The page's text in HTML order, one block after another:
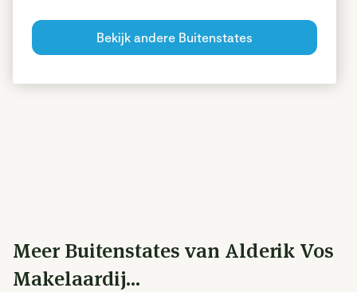
Bekijk andere Buitenstates
Meer Buitenstates van Alderik Vos
Makelaardij...